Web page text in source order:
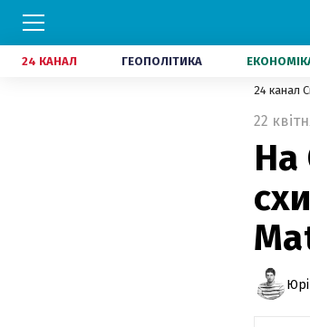
24 КАНАЛ ГЕОПОЛІТИКА
24 канал
22
На